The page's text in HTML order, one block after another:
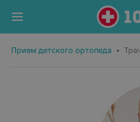
Прием детского ортопеда •